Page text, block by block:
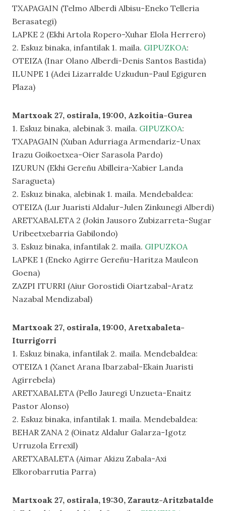
TXAPAGAIN (Telmo Alberdi Albisu-Eneko Telleria
Berasategi)
LAPKE 2 (Ekhi Artola Ropero-Xuhar Elola Herrero)
2. Eskuz binaka, infantilak 1. maila. GIPUZKOA:
OTEIZA (Inar Olano Alberdi-Denis Santos Bastida)
ILUNPE 1 (Adei Lizarralde Uzkudun-Paul Egiguren
Plaza)
Martxoak 27, ostirala, 19:00, Azkoitia-Gurea
1. Eskuz binaka, alebinak 3. maila. GIPUZKOA:
TXAPAGAIN (Xuban Adurriaga Armendariz-Unax
Irazu Goikoetxea-Oier Sarasola Pardo)
IZURUN (Ekhi Gereñu Abilleira-Xabier Landa
Saragueta)
2. Eskuz binaka, alebinak 1. maila. Mendebaldea:
OTEIZA (Lur Juaristi Aldalur-Julen Zinkunegi Alberdi)
ARETXABALETA 2 (Jokin Jausoro Zubizarreta-Sugar
Uribeetxebarria Gabilondo)
3. Eskuz binaka, infantilak 2. maila. GIPUZKOA
LAPKE 1 (Eneko Agirre Gereñu-Haritza Mauleon
Goena)
ZAZPI ITURRI (Aiur Gorostidi Oiartzabal-Aratz
Nazabal Mendizabal)
Martxoak 27, ostirala, 19:00, Aretxabaleta-
Iturrigorri
1. Eskuz binaka, infantilak 2. maila. Mendebaldea:
OTEIZA 1 (Xanet Arana Ibarzabal-Ekain Juaristi
Agirrebela)
ARETXABALETA (Pello Jauregi Unzueta-Enaitz
Pastor Alonso)
2. Eskuz binaka, infantilak 1. maila. Mendebaldea:
BEHAR ZANA 2 (Oinatz Aldalur Galarza-Igotz
Urruzola Errexil)
ARETXABALETA (Aimar Akizu Zabala-Axi
Elkorobarrutia Parra)
Martxoak 27, ostirala, 19:30, Zarautz-Aritzbatalde